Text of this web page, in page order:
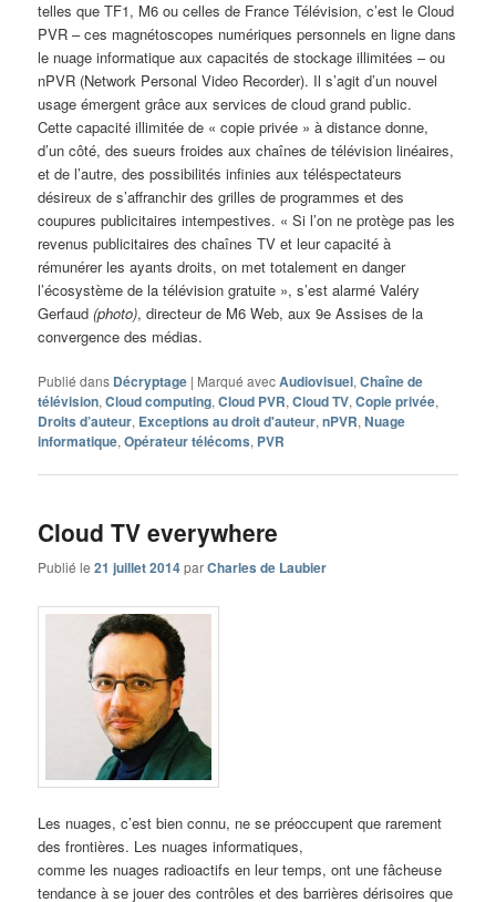
telles que TF1, M6 ou celles de France Télévision, c’est le Cloud
PVR – ces magnétoscopes numériques personnels en ligne dans
le nuage informatique aux capacités de stockage illimitées – ou
nPVR (Network Personal Video Recorder). Il s’agit d’un nouvel
usage émergent grâce aux services de cloud grand public.
Cette capacité illimitée de « copie privée » à distance donne,
d’un côté, des sueurs froides aux chaînes de télévision linéaires,
et de l’autre, des possibilités infinies aux téléspectateurs
désireux de s’affranchir des grilles de programmes et des
coupures publicitaires intempestives. « Si l’on ne protège pas les
revenus publicitaires des chaînes TV et leur capacité à
rémunérer les ayants droits, on met totalement en danger
l’écosystème de la télévision gratuite », s’est alarmé Valéry
Gerfaud (photo), directeur de M6 Web, aux 9e Assises de la
convergence des médias.
Publié dans Décryptage | Marqué avecAudiovisuel,Chaîne de
télévision,Cloud computing,Cloud PVR,Cloud TV,Copie privée,
Droits d’auteur, Exceptions au droit d'auteur,nPVR,Nuage
informatique,Opérateur télécoms, PVR
Cloud TV everywhere
Publié le21 juillet 2014parCharles de Laubier
Les nuages, c’est bien connu, ne se préoccupent que rarement
des frontières. Les nuages informatiques,
comme les nuages radioactifs en leur temps, ont une fâcheuse
tendance à se jouer des contrôles et des barrières dérisoires que